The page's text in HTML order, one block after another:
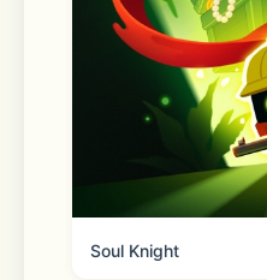
Chat
chat room.
and dive straight
conversation.
■ Your profile with
Soul Knight